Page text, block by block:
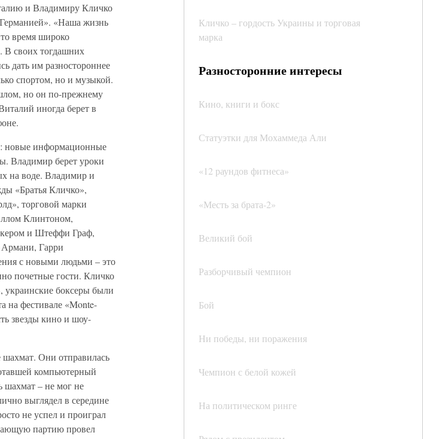
Кличко – гордость Украины и торговая
марка
Разносторонние интересы
Кино, книги и бокс
Статуэтки для Мохаммеда Али
«12 раундов фитнеса»
«Месть за брата-2»
Великий бой
Разборчивый чемпион
Бой
Ни победы, ни поражения
Чемпион с белой кожей
На политическом ринге
и Владимиру Кличко
«Наша жизнь
время широко
В своих тогдашних
дать им разностороннее
спортом, но и музыкой.
но он по-прежнему
иногда берет в
новые информационные
Владимир берет уроки
на воде. Владимир и
«Братья Кличко»,
торговой марки
Клинтоном,
и Штеффи Граф,
Гарри
с новыми людьми – это
почетные гости. Кличко
боксеры были
на фестивале «Monte-
звезды кино и шоу-
Они отправилась
компьютерный
шахмат – не мог не
выглядел в середине
не успел и проиграл
партию провел